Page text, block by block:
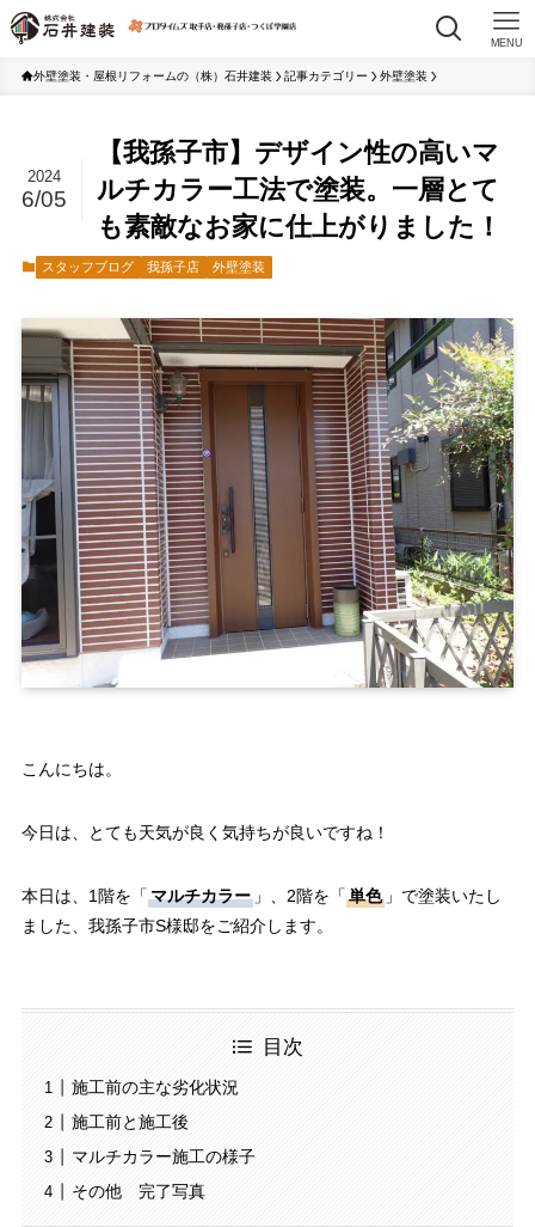
MENU
外壁塗装・屋根リフォームの（株）石井建装 記事カテゴリー 外壁塗装
【我孫子市】デザイン性の高いマ
ルチカラー工法で塗装。一層とて
も素敵なお家に仕上がりました！
2024
6/05
スタッフブログ 我孫子店 外壁塗装
こんにちは。
今日は、とても天気が良く気持ちが良いですね！
本日は、1階を「 マルチカラー」、2階を「 単色」で塗装いたし
ました、我孫子市S様邸をご紹介します。
目次
施工前の主な劣化状況
施工前と施工後
マルチカラー施工の様子
その他 完了写真